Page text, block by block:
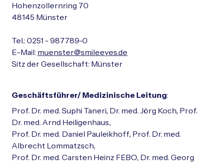
Linsenimplantation
Schließen
Schließen
Ausbildung & Berufseinsteiger
Schließen
Hohenzollernring 70
48145 Münster
Tel.: 0251 - 987789-0
E-Mail: muenster@smileeyes.de
Sitz der Gesellschaft: Münster
Geschäftsführer/ Medizinische Leitung:
Prof. Dr. med. Suphi Taneri, Dr. med. Jörg Koch, Prof.
Dr. med. Arnd Heiligenhaus,
Prof. Dr. med. Daniel Pauleikhoff, Prof. Dr. med.
Albrecht Lommatzsch,
Prof. Dr. med. Carsten Heinz FEBO, Dr. med. Georg